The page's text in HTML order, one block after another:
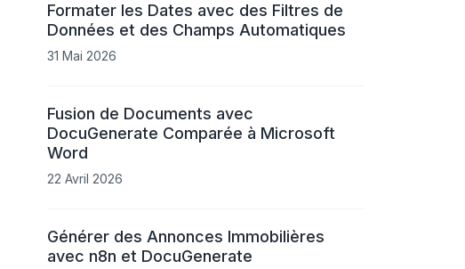
Formater les Dates avec des Filtres de
Données et des Champs Automatiques
31 Mai 2026
Fusion de Documents avec
DocuGenerate Comparée à Microsoft
Word
22 Avril 2026
Générer des Annonces Immobilières
avec n8n et DocuGenerate